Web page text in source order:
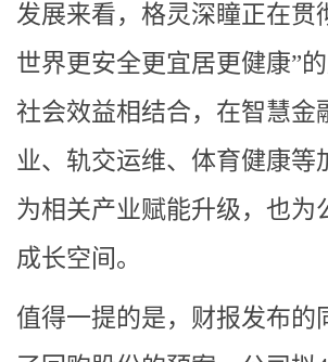
发展来看，格灵深瞳正在贯
世界更安全更宜居更健康”
社会效益相结合，在智慧金
业、轨交运维、体育健康等
为相关产业赋能升级，也为
成长空间。
值得一提的是，财报发布的